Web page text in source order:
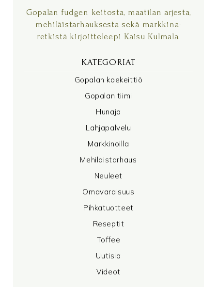
Gopalan fudgen keitosta, maatilan arjesta,
mehiläistarhauksesta sekä markkina-
retkistä kirjoitteleepi Kaisu Kulmala.
KATEGORIAT
Gopalan koekeittiö
Gopalan tiimi
Hunaja
Lahjapalvelu
Markkinoilla
Mehiläistarhaus
Neuleet
Omavaraisuus
Pihkatuotteet
Reseptit
Toffee
Uutisia
Videot